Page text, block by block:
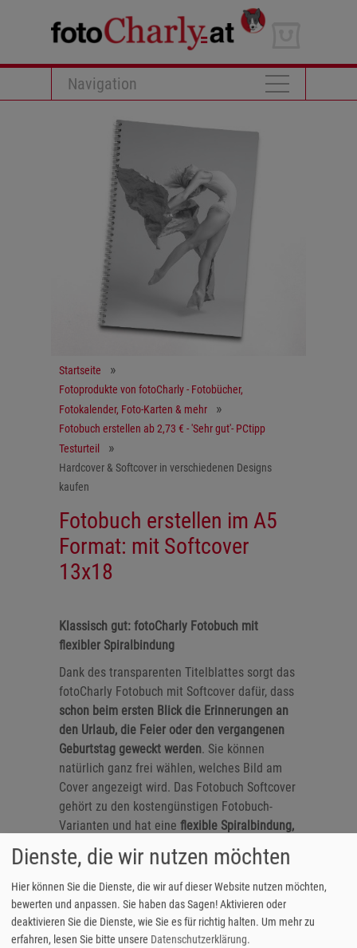
Navigation
Startseite
Fotoprodukte von fotoCharly - Fotobücher,
Fotokalender, Foto-Karten & mehr
Fotobuch erstellen ab 2,73 € - 'Sehr gut'- PCtipp
Testurteil
Hardcover & Softcover in verschiedenen Designs
kaufen
Fotobuch erstellen im A5
Format: mit Softcover
13x18
Klassisch gut: fotoCharly Fotobuch mit
flexibler Spiralbindung
Dank des transparenten Titelblattes sorgt das
fotoCharly Fotobuch mit Softcover dafür, dass
schon beim ersten Blick die Erinnerungen an
den Urlaub, die Feier oder den vergangenen
Geburtstag geweckt werden. Sie können
natürlich ganz frei wählen, welches Bild am
Cover angezeigt wird. Das Fotobuch Softcover
gehört zu den kostengünstigen Fotobuch-
Varianten und hat eine flexible Spiralbindung,
die das Umblättern, Herumreichen und wieder
und wieder Anschauenganz unkompliziert
macht! Als letzte "Seite" hat das fotoCharly
Fotobuch einen robusten Karton, der es
schützt und vor Knicken bewahrt. Perfektes
Geschenk für die Mama, Großeltern & die
Dienste, die wir nutzen möchten
Hier können Sie die Dienste, die wir auf dieser Website nutzen möchten,
bewerten und anpassen. Sie haben das Sagen! Aktivieren oder
deaktivieren Sie die Dienste, wie Sie es für richtig halten. Um mehr zu
erfahren, lesen Sie bitte unsere Datenschutzerklärung.